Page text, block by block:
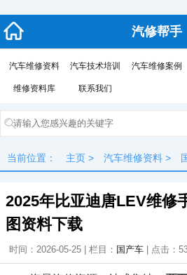
汽修帮手
汽车维修资料 汽车技术培训 汽车维修案例
维修资料库 联系我们
当前位置： 主页 > 汽车维修资料 >
2025年比亚迪唐LEV维修
图资料下载
时间：2026-05-25 | 栏目： 国产车 | 点击：